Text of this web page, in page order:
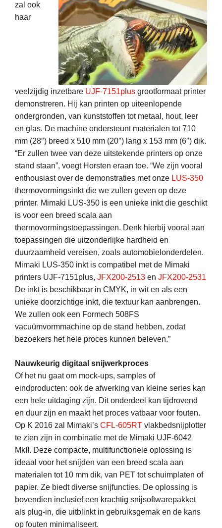
zal ook
haar
veelzijdig inzetbare UJF-7151plus grootformaat printer
demonstreren. Hij kan printen op uiteenlopende
ondergronden, van kunststoffen tot metaal, hout, leer
en glas. De machine ondersteunt materialen tot 710
mm (28″) breed x 510 mm (20″) lang x 153 mm (6″) dik.
“Er zullen twee van deze uitstekende printers op onze
stand staan”, voegt Horsten eraan toe. “We zijn vooral
enthousiast over de demonstraties met onze LUS-350
thermovormingsinkt die we zullen geven op deze
printer. Mimaki LUS-350 is een unieke inkt die geschikt
is voor een breed scala aan
thermovormingstoepassingen. Denk hierbij vooral aan
toepassingen die uitzonderlijke hardheid en
duurzaamheid vereisen, zoals automobielonderdelen.
Mimaki LUS-350 inkt is compatibel met de Mimaki
printers UJF-7151plus, JFX200-2513 en JFX200-2531
De inkt is beschikbaar in CMYK, in wit en als een
unieke doorzichtige inkt, die textuur kan aanbrengen.
We zullen ook een Formech 508FS
vacuümvormmachine op de stand hebben, zodat
bezoekers het hele proces kunnen beleven.”
Nauwkeurig digitaal snijwerkproces
Of het nu gaat om mock-ups, samples of
eindproducten: ook de afwerking van kleine series kan
een hele uitdaging zijn. Dit onderdeel kan tijdrovend
en duur zijn en maakt het proces vatbaar voor fouten.
Op K 2016 zal Mimaki’s CFL-605RT vlakbedsnijplotter
te zien zijn in combinatie met de Mimaki UJF-6042
MkII. Deze compacte, multifunctionele oplossing is
ideaal voor het snijden van een breed scala aan
materialen tot 10 mm dik, van PET tot schuimplaten of
papier. Ze biedt diverse snijfuncties. De oplossing is
bovendien inclusief een krachtig snijsoftwarepakket
als plug-in, die uitblinkt in gebruiksgemak en de kans
op fouten minimaliseert.